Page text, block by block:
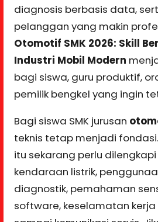
diagnosis berbasis data,
pelanggan yang makin
Otomotif SMK 2026: Skill
Industri Mobil Modern
bagi siswa, guru produktif,
pemilik bengkel yang ingin
Bagi siswa SMK jurusan
teknis tetap menjadi
itu sekarang perlu
kendaraan listrik,
diagnostik, pemahaman
software, keselamatan